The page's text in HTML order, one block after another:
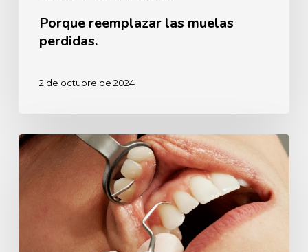
Porque reemplazar las muelas
perdidas.
2 de octubre de 2024
Anestesia